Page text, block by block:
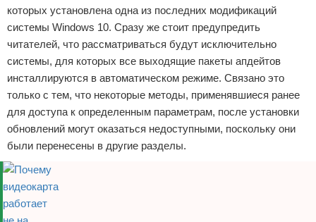
которых установлена одна из последних модификаций
системы Windows 10. Сразу же стоит предупредить
читателей, что рассматриваться будут исключительно
системы, для которых все выходящие пакеты апдейтов
инсталлируются в автоматическом режиме. Связано это
только с тем, что некоторые методы, применявшиеся ранее
для доступа к определенным параметрам, после установки
обновлений могут оказаться недоступными, поскольку они
были перенесены в другие разделы.